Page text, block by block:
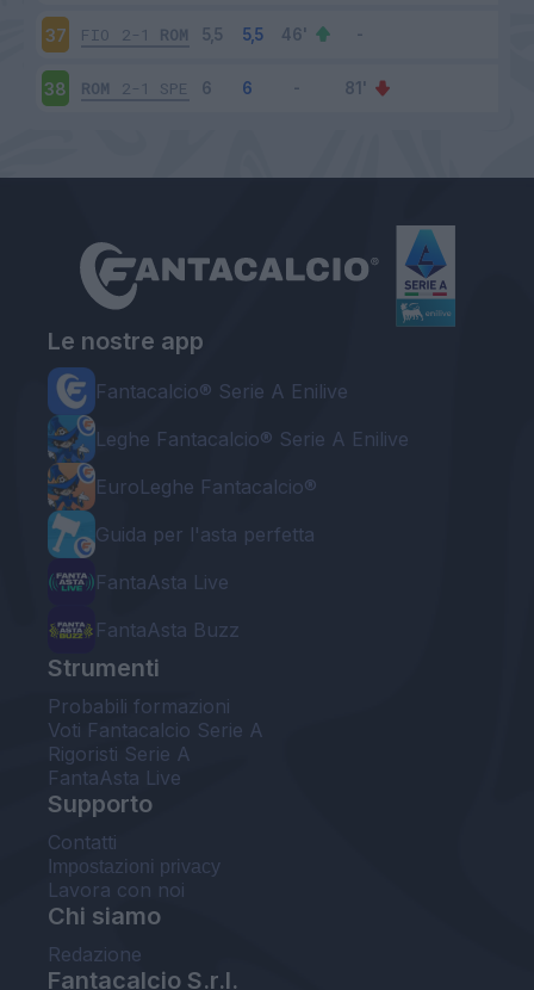
37 FIO 2-1 ROM
38 ROM 2-1 SPE
Le nostre app
Fantacalcio® Serie A Enilive
Leghe Fantacalcio® Serie A Enilive
EuroLeghe Fantacalcio®
Guida per l'asta perfetta
FantaAsta Live
FantaAsta Buzz
Strumenti
Probabili formazioni
Voti Fantacalcio Serie A
Rigoristi Serie A
FantaAsta Live
Supporto
Contatti
Impostazioni privacy
Lavora con noi
Chi siamo
Redazione
Fantacalcio S.r.l.